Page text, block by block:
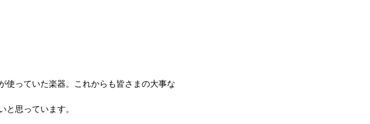
使っていた楽器。これからも皆さまの大事な
思っています。